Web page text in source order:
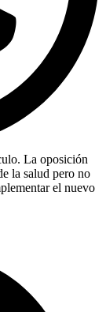
La oposición
la salud pero no
el nuevo